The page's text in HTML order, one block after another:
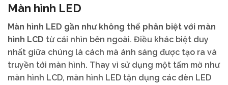
Màn hình LED
Màn hình LED gần như không thể phân biệt với màn
hình LCD từ cái nhìn bên ngoài. Điều khác biệt duy
nhất giữa chúng là cách mà ánh sáng được tạo ra và
truyền tới màn hình. Thay vì sử dụng một tấm mờ như
màn hình LCD, màn hình LED tận dụng các đèn LED